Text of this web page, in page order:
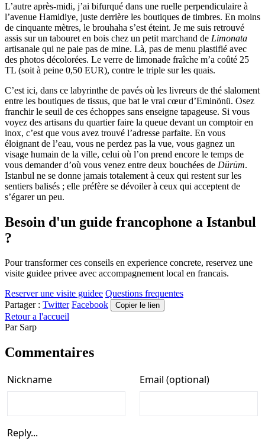
L’autre après-midi, j’ai bifurqué dans une ruelle perpendiculaire à
l’avenue Hamidiye, juste derrière les boutiques de timbres. En moins
de cinquante mètres, le brouhaha s’est éteint. Je me suis retrouvé
assis sur un tabouret en bois chez un petit marchand de Limonata
artisanale qui ne paie pas de mine. Là, pas de menu plastifié avec
des photos décolorées. Le verre de limonade fraîche m’a coûté 25
TL (soit à peine 0,50 EUR), contre le triple sur les quais.
C’est ici, dans ce labyrinthe de pavés où les livreurs de thé slaloment
entre les boutiques de tissus, que bat le vrai cœur d’Eminönü. Osez
franchir le seuil de ces échoppes sans enseigne tapageuse. Si vous
voyez des artisans du quartier faire la queue devant un comptoir en
inox, c’est que vous avez trouvé l’adresse parfaite. En vous
éloignant de l’eau, vous ne perdez pas la vue, vous gagnez un
visage humain de la ville, celui où l’on prend encore le temps de
vous demander d’où vous venez entre deux bouchées de Dürüm.
Istanbul ne se donne jamais totalement à ceux qui restent sur les
sentiers balisés ; elle préfère se dévoiler à ceux qui acceptent de
s’égarer un peu.
Besoin d'un guide francophone a Istanbul
?
Pour transformer ces conseils en experience concrete, reservez une
visite guidee privee avec accompagnement local en francais.
Reserver une visite guidee Questions frequentes
Partager : Twitter Facebook Copier le lien
Retour a l'accueil
Par Sarp
Commentaires